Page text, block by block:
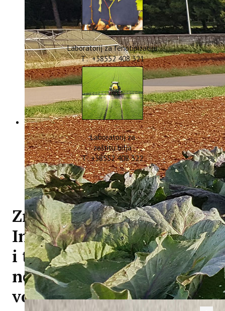
Laboratorij za fenotipizaciju
T: +38552 408 321
Laboratorij za
zaštitu bilja
T: +38552 408 322
Znanstveni razgovori -
Institut za poljoprivredu
i turizam istražuje
nevidljivi život stoljetnih
voćaka u Istri